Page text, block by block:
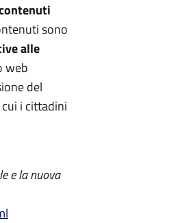
sono
alle
web
del
i cittadini
e la nuova